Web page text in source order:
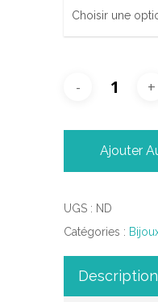
Ajouter
UGS : ND
Catégories :
Description